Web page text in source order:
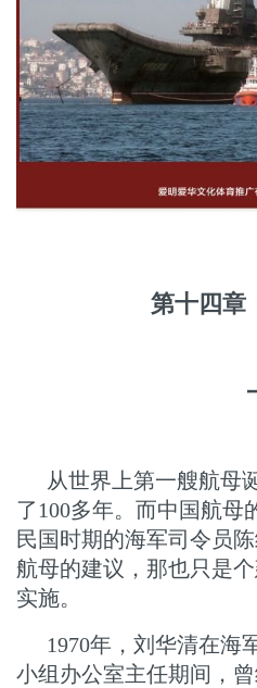
第十 四章
从世界上第一艘航母
了100多年。而中国航母
民国时期的海军司令员
航母的建议，那也只是
实施。
1970年，刘华清在海
小组办公室主任期间，